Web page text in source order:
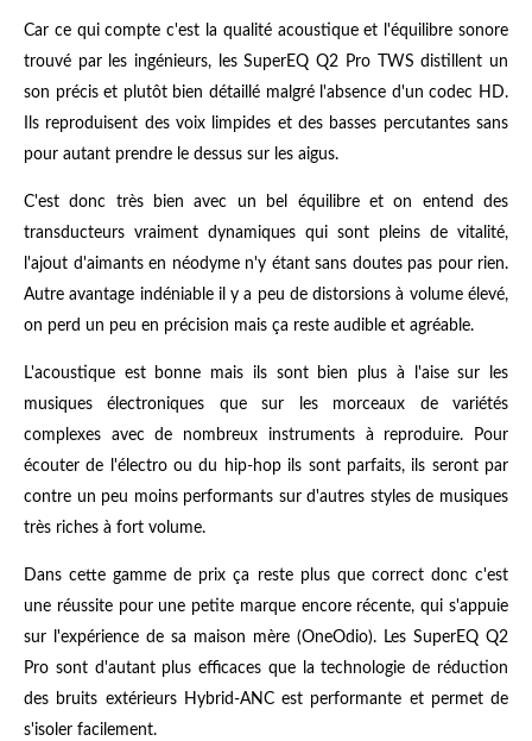
Car ce qui compte c'est la qualité acoustique et l'équilibre sonore
trouvé par les ingénieurs, les SuperEQ Q2 Pro TWS distillent un
son précis et plutôt bien détaillé malgré l'absence d'un codec HD.
Ils reproduisent des voix limpides et des basses percutantes sans
pour autant prendre le dessus sur les aigus.
C'est donc très bien avec un bel équilibre et on entend des
transducteurs vraiment dynamiques qui sont pleins de vitalité,
l'ajout d'aimants en néodyme n'y étant sans doutes pas pour rien.
Autre avantage indéniable il y a peu de distorsions à volume élevé,
on perd un peu en précision mais ça reste audible et agréable.
L'acoustique est bonne mais ils sont bien plus à l'aise sur les
musiques électroniques que sur les morceaux de variétés
complexes avec de nombreux instruments à reproduire. Pour
écouter de l'électro ou du hip-hop ils sont parfaits, ils seront par
contre un peu moins performants sur d'autres styles de musiques
très riches à fort volume.
Dans cette gamme de prix ça reste plus que correct donc c'est
une réussite pour une petite marque encore récente, qui s'appuie
sur l'expérience de sa maison mère (OneOdio). Les SuperEQ Q2
Pro sont d'autant plus efficaces que la technologie de réduction
des bruits extérieurs Hybrid-ANC est performante et permet de
s'isoler facilement.